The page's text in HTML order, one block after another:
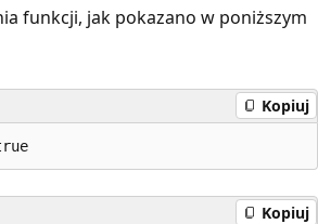
funkcji, jak pokazano w poniższym
Kopiuj
Kopiuj